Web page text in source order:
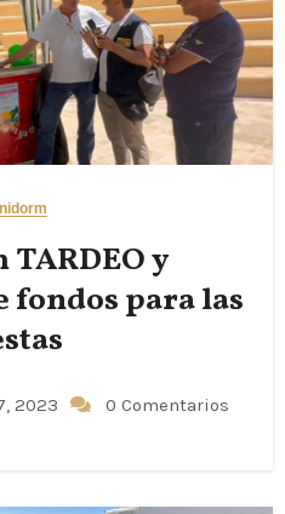
y
fondos para las
2023 0 Comentarios